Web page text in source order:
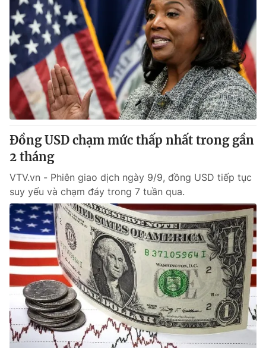
Đồng USD chạm mức thấp nhất trong gần
2 tháng
VTV.vn - Phiên giao dịch ngày 9/9, đồng USD tiếp tục
suy yếu và chạm đáy trong 7 tuần qua.